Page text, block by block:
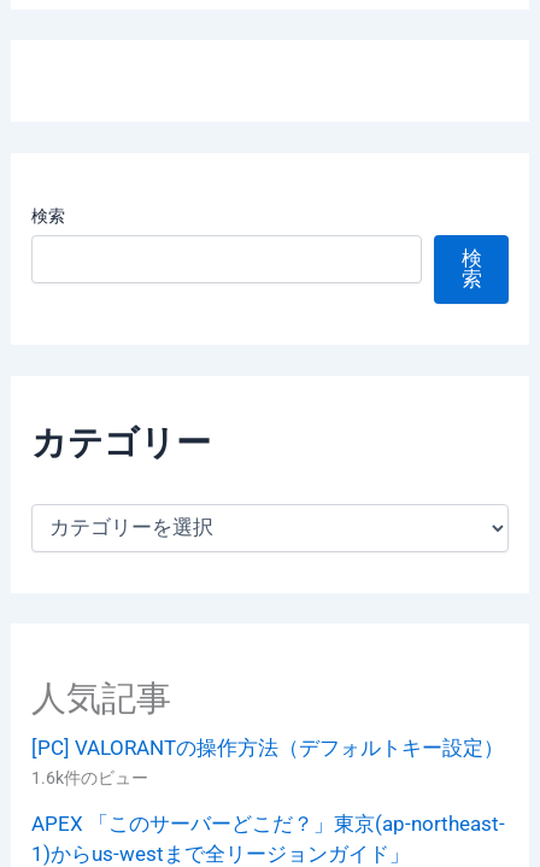
検索
検
索
カテゴリー
人気記事
[PC] VALORANTの操作方法（デフォルトキー設定）
1.6k件のビュー
APEX 「このサーバーどこだ？」東京(ap-northeast-
1)からus-westまで全リージョンガイド」